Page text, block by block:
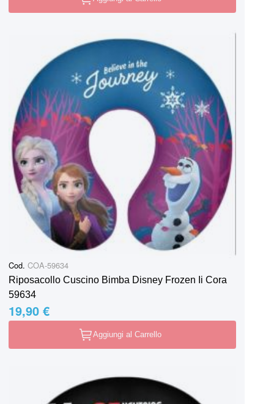
Cod. COA-59634
Riposacollo Cuscino Bimba Disney Frozen Ii Cora
59634
19,90 €
Aggiungi al Carrello